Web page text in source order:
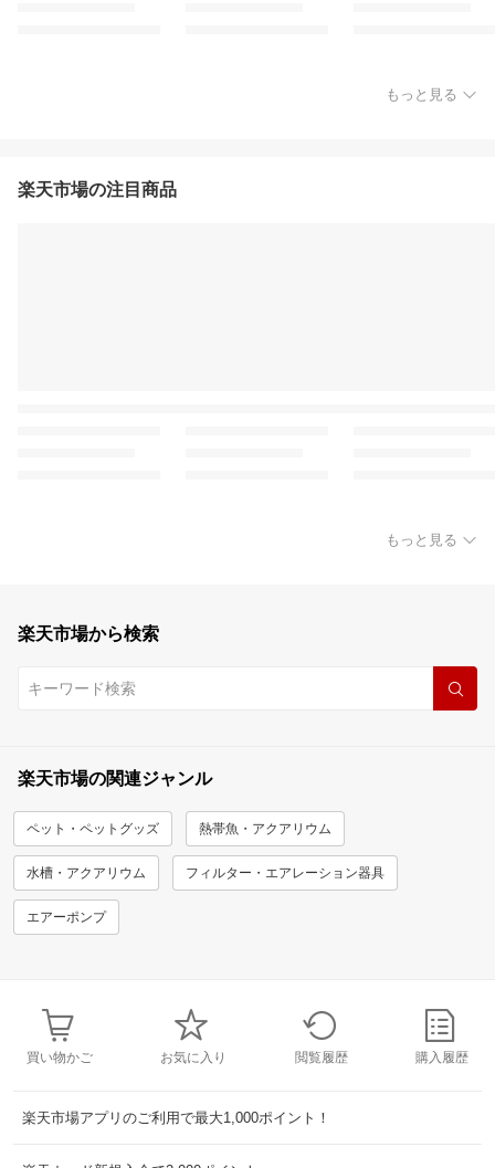
もっと見る
楽天市場の注目商品
もっと見る
楽天市場から検索
楽天市場の関連ジャンル
ペット・ペットグッズ 熱帯魚・アクアリウム
水槽・アクアリウム フィルター・エアレーション器具
エアーポンプ
買い物かご お気に入り 閲覧履歴 購入履歴
楽天市場アプリのご利用で最大1,000ポイント！